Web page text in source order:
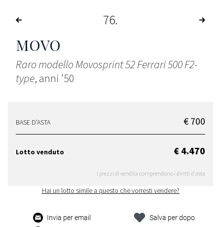
76
MOVO
Raro modello Movosprint 52 Ferrari 500 F2-
type, anni '50
BASE D'ASTA € 700
Lotto venduto € 4.470
I prezzi di vendita comprendono i diritti d'asta
Hai un lotto simile a questo che vorresti vendere?
Invia per email
Salva per dopo